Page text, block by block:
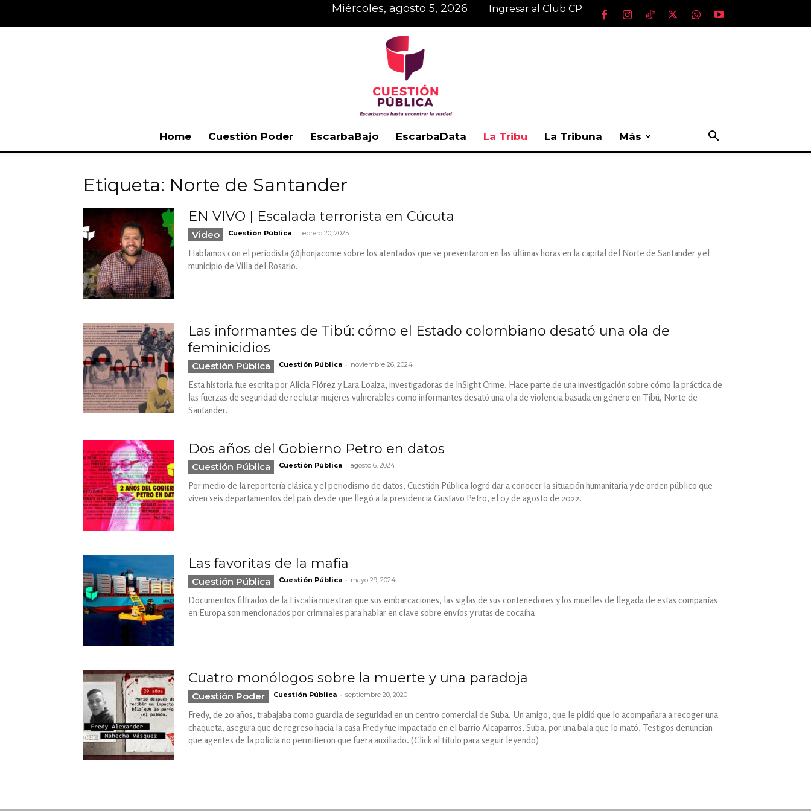
miércoles, agosto 5, 2026 Ingresar al Club CP
Home Cuestión Poder EscarbaBajo EscarbaData La Tribu La Tribuna Más
Etiqueta: Norte de Santander
EN VIVO | Escalada terrorista en Cúcuta
Video Cuestión Pública - febrero 20, 2025
Hablamos con el periodista @jhonjacome sobre los atentados que se presentaron en las últimas horas en la capital del Norte de Santander y el
municipio de Villa del Rosario.
Las informantes de Tibú: cómo el Estado colombiano desató una ola de
feminicidios
Cuestión Pública Cuestión Pública - noviembre 26, 2024
Esta historia fue escrita por Alicia Flórez y Lara Loaiza, investigadoras de InSight Crime. Hace parte de una investigación sobre cómo la práctica de
las fuerzas de seguridad de reclutar mujeres vulnerables como informantes desató una ola de violencia basada en género en Tibú, Norte de
Santander.
Dos años del Gobierno Petro en datos
Cuestión Pública Cuestión Pública - agosto 6, 2024
Por medio de la reportería clásica y el periodismo de datos, Cuestión Pública logró dar a conocer la situación humanitaria y de orden público que
viven seis departamentos del país desde que llegó a la presidencia Gustavo Petro, el 07 de agosto de 2022.
Las favoritas de la mafia
Cuestión Pública Cuestión Pública - mayo 29, 2024
Documentos filtrados de la Fiscalía muestran que sus embarcaciones, las siglas de sus contenedores y los muelles de llegada de estas compañías
en Europa son mencionados por criminales para hablar en clave sobre envíos y rutas de cocaína
Cuatro monólogos sobre la muerte y una paradoja
Cuestión Poder Cuestión Pública - septiembre 20, 2020
Fredy, de 20 años, trabajaba como guardia de seguridad en un centro comercial de Suba. Un amigo, que le pidió que lo acompañara a recoger una
chaqueta, asegura que de regreso hacia la casa Fredy fue impactado en el barrio Alcaparros, Suba, por una bala que lo mató. Testigos denuncian
que agentes de la policía no permitieron que fuera auxiliado. (Click al título para seguir leyendo)